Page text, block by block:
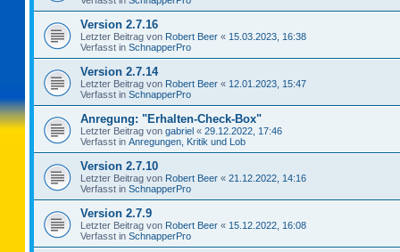
Version 2.7.16
Letzter Beitrag von Robert Beer « 15.03.2023, 16:38
Verfasst in SchnapperPro
Version 2.7.14
Letzter Beitrag von Robert Beer « 12.01.2023, 15:47
Verfasst in SchnapperPro
Anregung: "Erhalten-Check-Box"
Letzter Beitrag von gabriel « 29.12.2022, 17:46
Verfasst in Anregungen, Kritik und Lob
Version 2.7.10
Letzter Beitrag von Robert Beer « 21.12.2022, 14:16
Verfasst in SchnapperPro
Version 2.7.9
Letzter Beitrag von Robert Beer « 15.12.2022, 16:08
Verfasst in SchnapperPro